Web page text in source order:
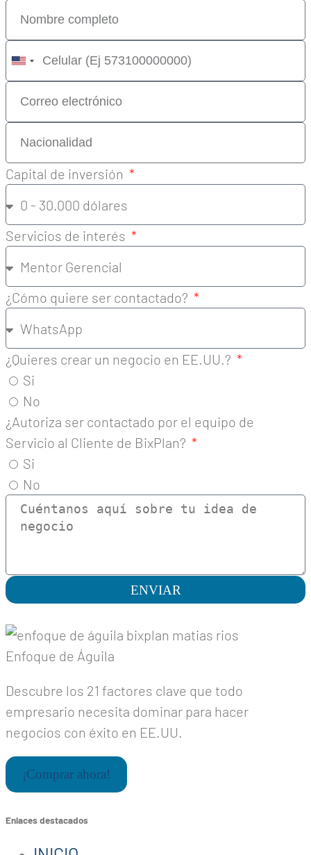
United
+1
Capital de inversión
Servicios de interés
¿Cómo quiere ser contactado?
¿Quieres crear un negocio en EE.UU.?
Si
No
¿Autoriza ser contactado por el equipo de
Servicio al Cliente de BixPlan?
Si
No
ENVIAR
Enfoque de Águila
Descubre los 21 factores clave que todo
empresario necesita dominar para hacer
negocios con éxito en EE.UU.
¡Comprar ahora!
Enlaces destacados